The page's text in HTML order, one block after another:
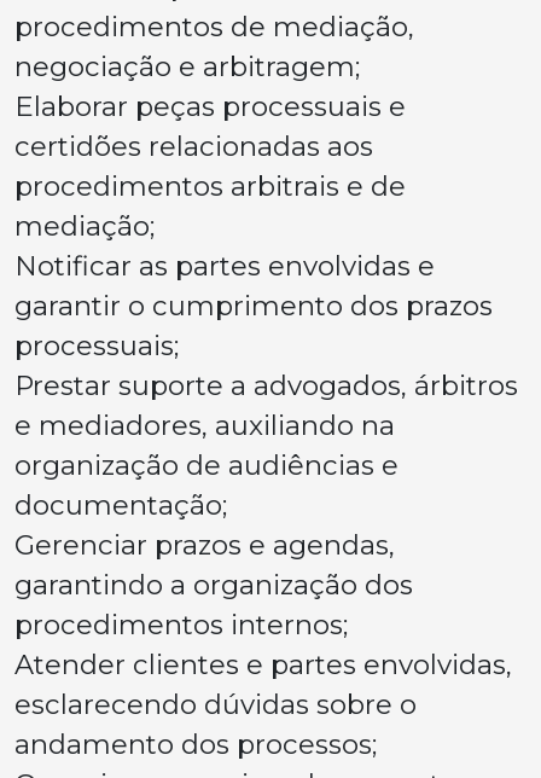
procedimentos de mediação,
negociação e arbitragem;
Elaborar peças processuais e
certidões relacionadas aos
procedimentos arbitrais e de
mediação;
Notificar as partes envolvidas e
garantir o cumprimento dos prazos
processuais;
Prestar suporte a advogados, árbitros
e mediadores, auxiliando na
organização de audiências e
documentação;
Gerenciar prazos e agendas,
garantindo a organização dos
procedimentos internos;
Atender clientes e partes envolvidas,
esclarecendo dúvidas sobre o
andamento dos processos;